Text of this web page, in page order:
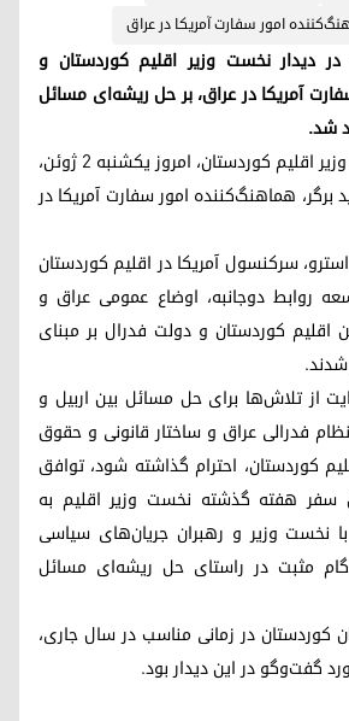
امور سفارت آمریکا در عراق
(کوردستان٢٤)- در دیدار نخست وزیر اقلیم کوردستان و
آمریکا در عراق، بر حل ریشه‌ای مسائل
شد.
مسرور بارزانی، نخست وزیر اقلیم کوردستان، امروز یکشنبه ٢ ژوئن،
هماهنگ‌کننده امور سفارت آمریکا در
سرکنسول آمریکا در اقلیم کوردستان
روابط دوجانبه، اوضاع عمومی عراق و
کوردستان و دولت فدرال بر مبنای
از تلاش‌ها برای حل مسائل بین اربیل و
فدرالی عراق و ساختار قانونی و حقوق
کوردستان، احترام گذاشته شود، توافق
سفر هفته گذشته نخست وزیر اقلیم به
نخست وزیر و رهبران جریان‌های سیاسی
مثبت در راستای حل ریشه‌ای مسائل
کوردستان در زمانی مناسب در سال جاری،
گفت‌وگو در این دیدار بود.